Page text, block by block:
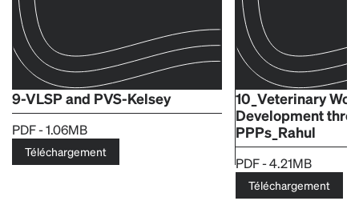
9-VLSP and PVS-Kelsey
PDF - 1.06MB
Téléchargement
10_Veterinary
Development
PPPs_Rahul
PDF - 4.21MB
Téléchargement